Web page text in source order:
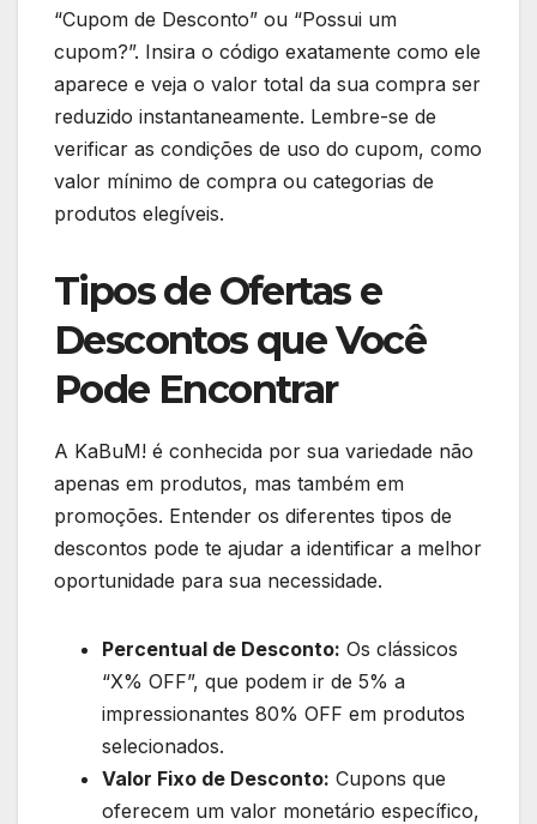
“Cupom de Desconto” ou “Possui um
cupom?”. Insira o código exatamente como ele
aparece e veja o valor total da sua compra ser
reduzido instantaneamente. Lembre-se de
verificar as condições de uso do cupom, como
valor mínimo de compra ou categorias de
produtos elegíveis.
Tipos de Ofertas e
Descontos que Você
Pode Encontrar
A KaBuM! é conhecida por sua variedade não
apenas em produtos, mas também em
promoções. Entender os diferentes tipos de
descontos pode te ajudar a identificar a melhor
oportunidade para sua necessidade.
Percentual de Desconto: Os clássicos
“X% OFF”, que podem ir de 5% a
impressionantes 80% OFF em produtos
selecionados.
Valor Fixo de Desconto: Cupons que
oferecem um valor monetário específico,